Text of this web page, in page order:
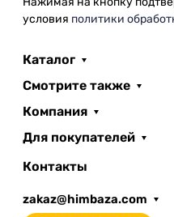
условия политики
Каталог
Смотрите также
Компания
Для покупателей
Контакты
zakaz@himbaza.com